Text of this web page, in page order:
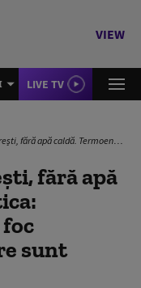
VIEW
LIVE TV
„Echipele lucrează la foc continuu”. Ce sectoare sunt afectate
fără apă
sunt